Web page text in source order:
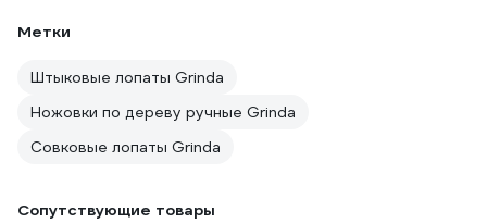
Метки
Штыковые лопаты Grinda
Ножовки по дереву ручные Grinda
Совковые лопаты Grinda
Сопутствующие товары